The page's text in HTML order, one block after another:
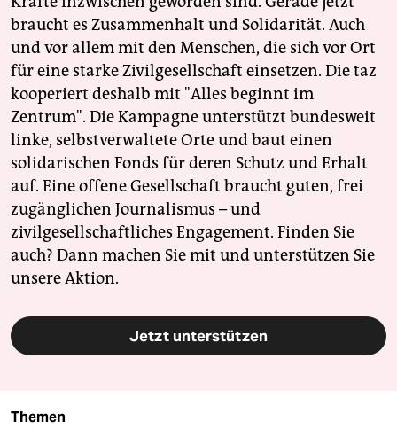
braucht es Zusammenhalt und Solidarität. Auch
und vor allem mit den Menschen, die sich vor Ort
für eine starke Zivilgesellschaft einsetzen. Die taz
kooperiert deshalb mit "Alles beginnt im
Zentrum". Die Kampagne unterstützt bundesweit
linke, selbstverwaltete Orte und baut einen
solidarischen Fonds für deren Schutz und Erhalt
auf. Eine offene Gesellschaft braucht guten, frei
zugänglichen Journalismus – und
zivilgesellschaftliches Engagement. Finden Sie
auch? Dann machen Sie mit und unterstützen Sie
unsere Aktion.
Jetzt unterstützen
Themen